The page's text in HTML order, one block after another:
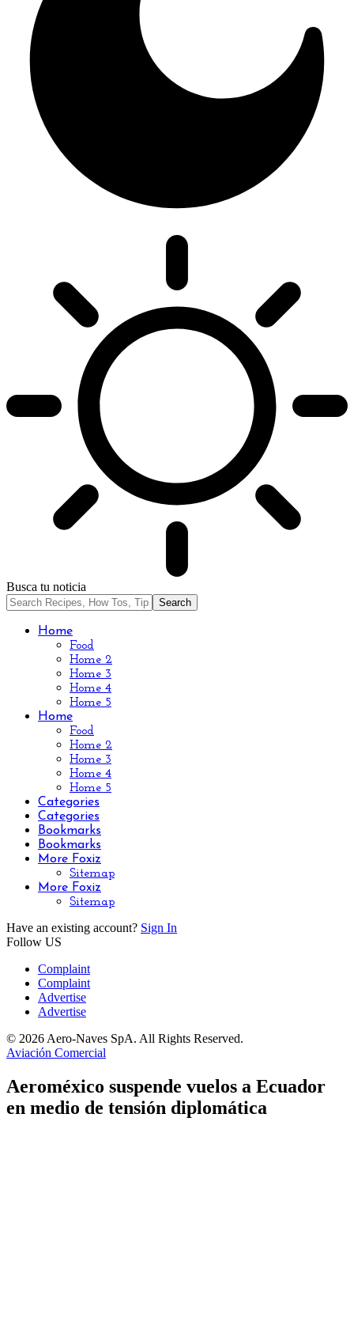
Busca tu noticia
Home
Food
Home 2
Home 3
Home 4
Home 5
Home
Food
Home 2
Home 3
Home 4
Home 5
Categories
Categories
Bookmarks
Bookmarks
More Foxiz
Sitemap
More Foxiz
Sitemap
Have an existing account? Sign In
Follow US
Complaint
Complaint
Advertise
Advertise
© 2026 Aero-Naves SpA. All Rights Reserved.
Aviación Comercial
Aeroméxico suspende vuelos a Ecuador
en medio de tensión diplomática